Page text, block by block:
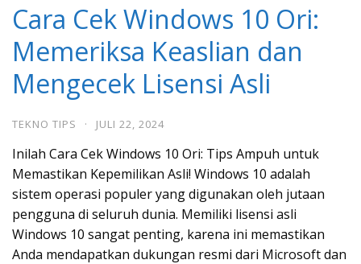
Cara Cek Windows 10 Ori:
Memeriksa Keaslian dan
Mengecek Lisensi Asli
TEKNO TIPS · JULI 22, 2024
Inilah Cara Cek Windows 10 Ori: Tips Ampuh untuk
Memastikan Kepemilikan Asli! Windows 10 adalah
sistem operasi populer yang digunakan oleh jutaan
pengguna di seluruh dunia. Memiliki lisensi asli
Windows 10 sangat penting, karena ini memastikan
Anda mendapatkan dukungan resmi dari Microsoft dan